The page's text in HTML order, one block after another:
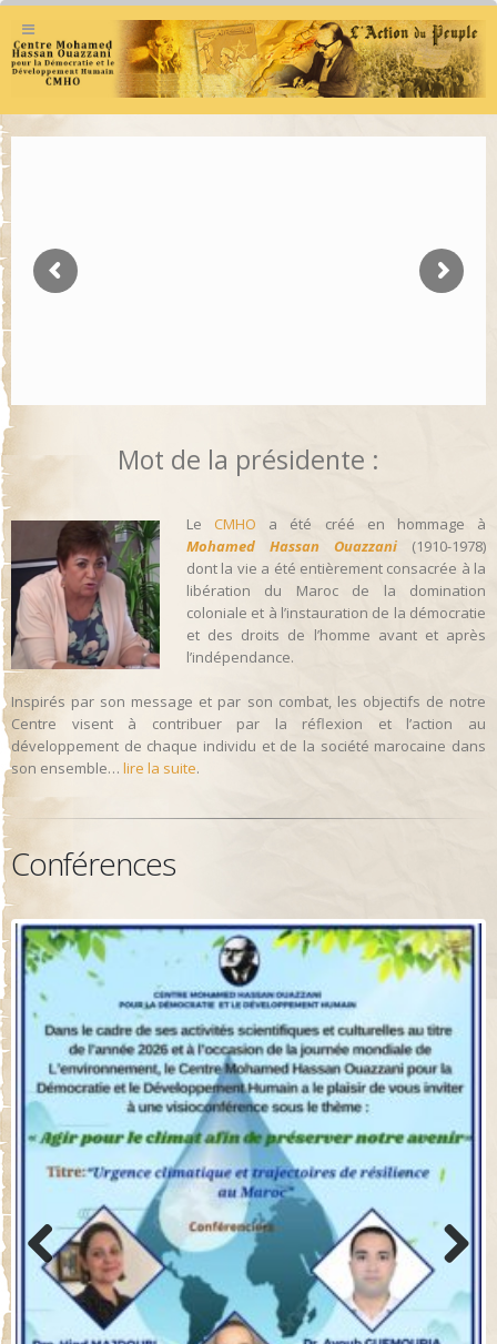
Mot de la présidente :
Le CMHO a été créé en hommage à
Mohamed Hassan Ouazzani (1910-1978)
dont la vie a été entièrement consacrée à la
libération du Maroc de la domination
coloniale et à l’instauration de la démocratie
et des droits de l’homme avant et après
l’indépendance.
Inspirés par son message et par son combat, les objectifs de notre
Centre visent à contribuer par la réflexion et l’action au
développement de chaque individu et de la société marocaine dans
son ensemble… lire la suite.
Conférences
Previo